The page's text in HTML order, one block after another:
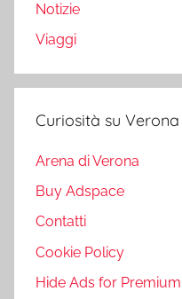
Notizie
Viaggi
Curiosità su Verona
Arena di Verona
Buy Adspace
Contatti
Cookie Policy
Hide Ads for